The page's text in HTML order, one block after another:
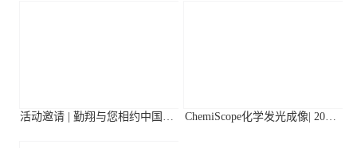
活动邀请 | 勤翔与您相约中国植
ChemiScope化学发光成像| 2026